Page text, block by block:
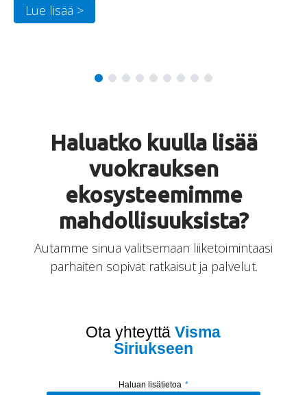
Lue lisää >
Haluatko kuulla lisää
vuokrauksen
ekosysteemimme
mahdollisuuksista?
Autamme sinua valitsemaan liiketoimintaasi
parhaiten sopivat ratkaisut ja palvelut.